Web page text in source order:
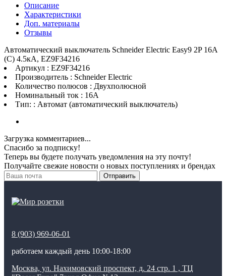
Описание
Характеристики
Доп. материалы
Отзывы
Автоматический выключатель Schneider Electric Easy9 2P 16А
(C) 4.5кА, EZ9F34216
Артикул : EZ9F34216
Производитель : Schneider Electric
Количество полюсов : Двухполюсной
Номинальный ток : 16A
Тип: : Автомат (автоматический выключатель)
Загрузка комментариев...
Спасибо за подписку!
Теперь вы будете получать уведомления на эту почту!
Получайте свежие новости о новых поступлениях и брендах
Отправить
8 (903) 969-06-01
работаем каждый день 10:00-18:00
Москва, ул. Нахимовский проспект, д. 24 стр. 1 , ТЦ